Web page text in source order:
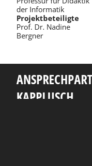
der Informatik
Projektbeteiligte
Prof. Dr. Nadine
Bergner
KAPPLUSCH